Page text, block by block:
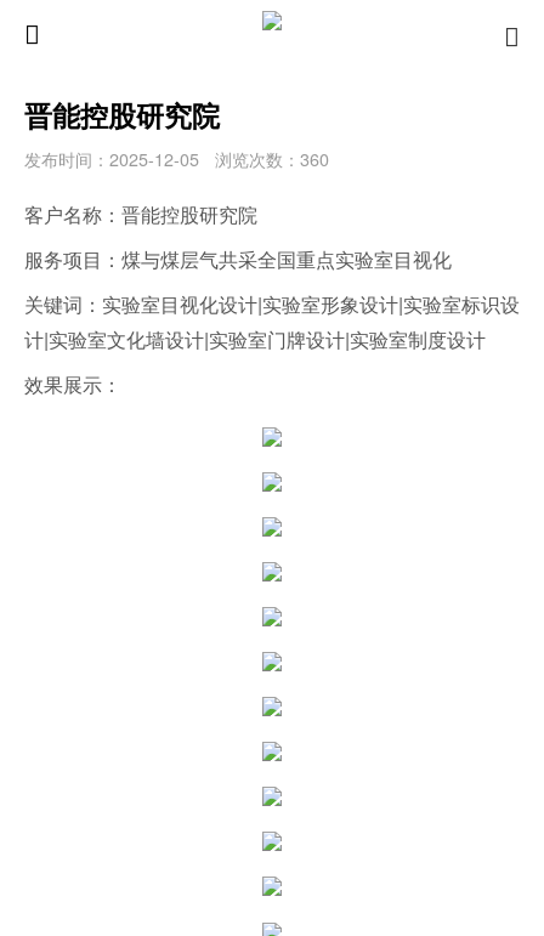
晋能控股研究院
发布时间：2025-12-05 浏览次数：360
客户名称：晋能控股研究院
服务项目：煤与煤层气共采全国重点实验室目视化
关键词：实验室目视化设计|实验室形象设计|实验室标识设
计|实验室文化墙设计|实验室门牌设计|实验室制度设计
效果展示：